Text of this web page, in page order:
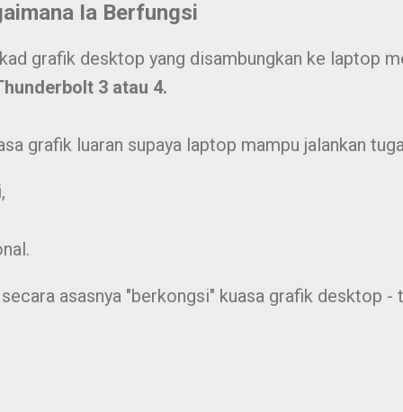
Ia Berfungsi
grafik desktop yang disambungkan ke laptop
3 atau 4.
grafik luaran supaya laptop mampu jalankan
asasnya "berkongsi" kuasa grafik desktop -